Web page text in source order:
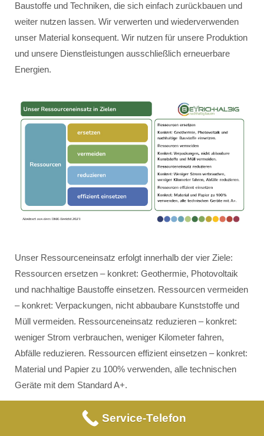
Baustoffe und Techniken, die sich einfach zurückbauen und
weiter nutzen lassen. Wir verwerten und wiederverwenden
unser Material konsequent. Wir nutzen für unsere Produktion
und unsere Dienstleistungen ausschließlich erneuerbare
Energien.
Unser Ressourceneinsatz erfolgt innerhalb der vier Ziele:
Ressourcen ersetzen – konkret: Geothermie, Photovoltaik
und nachhaltige Baustoffe einsetzen. Ressourcen vermeiden
– konkret: Verpackungen, nicht abbaubare Kunststoffe und
Müll vermeiden. Ressourceneinsatz reduzieren – konkret:
weniger Strom verbrauchen, weniger Kilometer fahren,
Abfälle reduzieren. Ressourcen effizient einsetzen – konkret:
Material und Papier zu 100% verwenden, alle technischen
Geräte mit dem Standard A+.
Service-Telefon